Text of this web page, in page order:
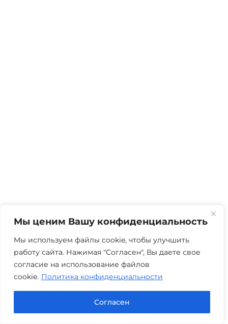
Мы ценим Вашу конфиденциальность
Мы используем файлы cookie, чтобы улучшить
работу сайта. Нажимая "Согласен", Вы даете свое
согласие на использование файлов
cookie. Политика конфиденциальности
Согласен